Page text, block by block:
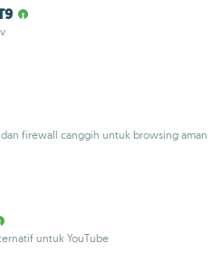
firewall canggih untuk browsing aman
untuk YouTube